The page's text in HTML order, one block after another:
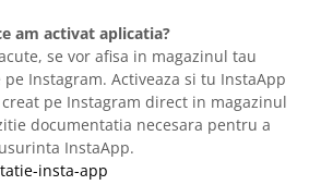
am activat aplicatia?
se vor afisa in magazinul tau
Instagram. Activeaza si tu InstaApp
pe Instagram direct in magazinul
documentatia necesara pentru a
InstaApp.
insta-app